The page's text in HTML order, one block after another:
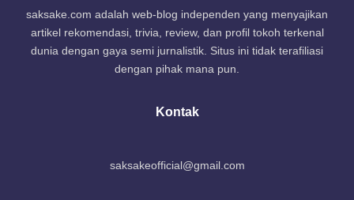
saksake.com adalah web-blog independen yang menyajikan
artikel rekomendasi, trivia, review, dan profil tokoh terkenal
dunia dengan gaya semi jurnalistik. Situs ini tidak terafiliasi
dengan pihak mana pun.
Kontak
saksakeofficial@gmail.com